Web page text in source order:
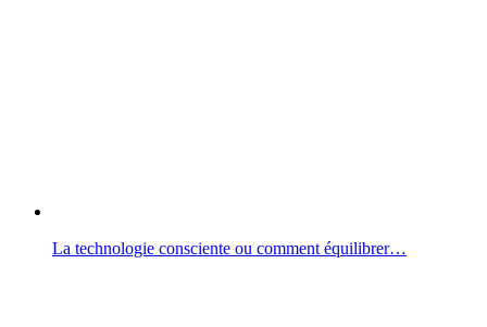
La technologie consciente ou comment équilibrer…